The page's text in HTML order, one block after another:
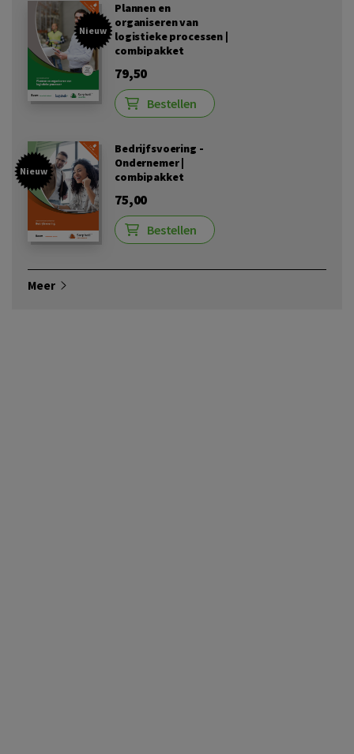
Nieuw
Plannen en
organiseren van
logistieke processen |
combipakket
79,50
Bestellen
Nieuw
Bedrijfsvoering -
Ondernemer |
combipakket
75,00
Bestellen
Meer